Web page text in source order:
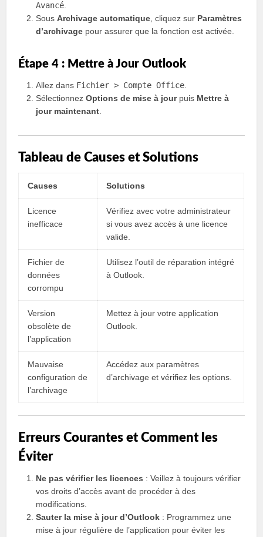
Avancé
SousArchivage automatique , cliquez sur Paramètres
d’archivage pour assurer que la fonction est activée.
Étape 4 : Mettre à Jour Outlook
Allez dans Fichier > Compte Office
SélectionnezOptions de mise à jourpuis Mettre à
jour maintenant
Tableau de Causes et Solutions
Causes Solutions
Licence
inefficace
Vérifiez avec votre administrateur
si vous avez accès à une licence
valide.
Fichier de
données
corrompu
Utilisez l’outil de réparation intégré
à Outlook.
Version
obsolète de
l’application
Mettez à jour votre application
Outlook.
Mauvaise
configuration de
l’archivage
Accédez aux paramètres
d’archivage et vérifiez les options.
Erreurs Courantes et Comment les
Éviter
Ne pas vérifier les licences : Veillez à toujours vérifier
vos droits d’accès avant de procéder à des
modifications.
Sauter la mise à jour d’Outlook : Programmez une
mise à jour régulière de l’application pour éviter les